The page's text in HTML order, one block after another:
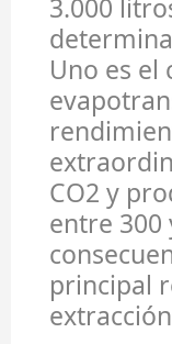
3.000
Uno es
CO2 y
entre 300
principal